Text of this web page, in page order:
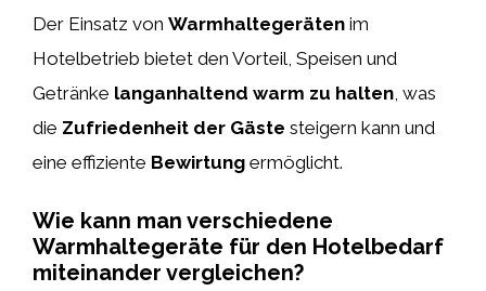
Der Einsatz von Warmhaltegeräten im
Hotelbetrieb bietet den Vorteil, Speisen und
Getränke langanhaltend warm zu halten, was
die Zufriedenheit der Gäste steigern kann und
eine effiziente Bewirtung ermöglicht.
Wie kann man verschiedene
Warmhaltegeräte für den Hotelbedarf
miteinander vergleichen?